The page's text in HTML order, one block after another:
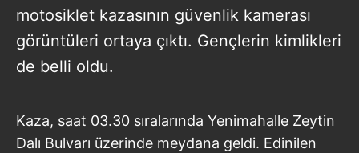
motosiklet kazasının güvenlik kamerası
görüntüleri ortaya çıktı. Gençlerin kimlikleri
de belli oldu.
Kaza, saat 03.30 sıralarında Yenimahalle Zeytin
Dalı Bulvarı üzerinde meydana geldi. Edinilen